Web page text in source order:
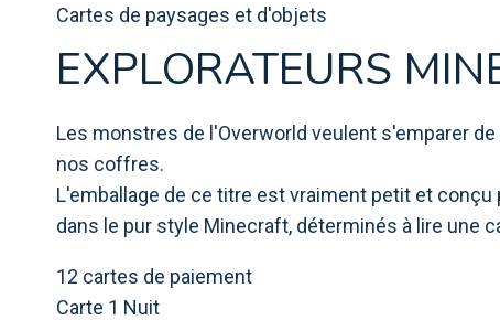
Cartes de paysages et d'objets
EXPLORATEURS
Les monstres de l'Overworld veulent s'emparer
nos coffres.
L'emballage de ce titre est vraiment petit et
dans le pur style Minecraft, déterminés à lire une
12 cartes de paiement
Carte 1 Nuit